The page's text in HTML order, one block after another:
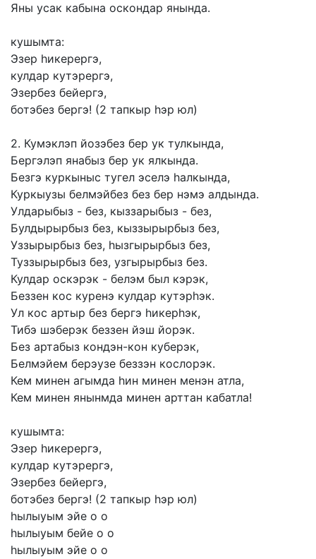
Яны усак кабына оскондар янында.
кушымта:
Эзер hикерергэ,
кулдар кутэрергэ,
Эзербез бейергэ,
ботэбез бергэ! (2 тапкыр hэр юл)
2. Кумэклэп йозэбез бер ук тулкында,
Бергэлэп янабыз бер ук ялкында.
Безгэ куркыныс тугел эселэ hалкында,
Куркыузы белмэйбез без бер нэмэ алдында.
Улдарыбыз - без, кыззарыбыз - без,
Булдырырбыз без, кыззырырбыз без,
Уззырырбыз без, hызгырырбыз без,
Туззырырбыз без, узгырырбыз без.
Кулдар оскэрэк - белэм был кэрэк,
Беззен кос куренэ кулдар кутэрhэк.
Ул кос артыр без бергэ hикерhэк,
Тибэ шэберэк беззен йэш йорэк.
Без артабыз кондэн-кон куберэк,
Белмэйем берэузе беззэн кослорэк.
Кем минен агымда hин минен менэн атла,
Кем минен янынмда минен арттан кабатла!
кушымта:
Эзер hикерергэ,
кулдар кутэрергэ,
Эзербез бейергэ,
ботэбез бергэ! (2 тапкыр hэр юл)
hылыуым эйе о о
hылыуым бейе о о
hылыуым эйе о о